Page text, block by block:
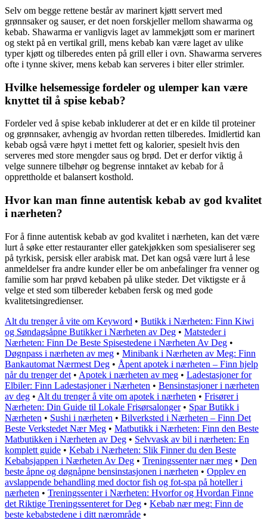
Selv om begge rettene består av marinert kjøtt servert med
grønnsaker og sauser, er det noen forskjeller mellom shawarma og
kebab. Shawarma er vanligvis laget av lammekjøtt som er marinert
og stekt på en vertikal grill, mens kebab kan være laget av ulike
typer kjøtt og tilberedes enten på grill eller i ovn. Shawarma serveres
ofte i tynne skiver, mens kebab kan serveres i biter eller strimler.
Hvilke helsemessige fordeler og ulemper kan være
knyttet til å spise kebab?
Fordeler ved å spise kebab inkluderer at det er en kilde til proteiner
og grønnsaker, avhengig av hvordan retten tilberedes. Imidlertid kan
kebab også være høyt i mettet fett og kalorier, spesielt hvis den
serveres med store mengder saus og brød. Det er derfor viktig å
velge sunnere tilbehør og begrense inntaket av kebab for å
opprettholde et balansert kosthold.
Hvor kan man finne autentisk kebab av god kvalitet
i nærheten?
For å finne autentisk kebab av god kvalitet i nærheten, kan det være
lurt å søke etter restauranter eller gatekjøkken som spesialiserer seg
på tyrkisk, persisk eller arabisk mat. Det kan også være lurt å lese
anmeldelser fra andre kunder eller be om anbefalinger fra venner og
familie som har prøvd kebaben på ulike steder. Det viktigste er å
velge et sted som tilbereder kebaben fersk og med gode
kvalitetsingredienser.
Alt du trenger å vite om Keyword • Butikk i Nærheten: Finn Kiwi
og Søndagsåpne Butikker i Nærheten av Deg • Matsteder i
Nærheten: Finn De Beste Spisestedene i Nærheten Av Deg •
Døgnpass i nærheten av meg • Minibank i Nærheten av Meg: Finn
Bankautomat Nærmest Deg • Åpent apotek i nærheten – Finn hjelp
når du trenger det • Apotek i nærheten av meg • Ladestasjoner for
Elbiler: Finn Ladestasjoner i Nærheten • Bensinstasjoner i nærheten
av deg • Alt du trenger å vite om apotek i nærheten • Frisører i
Nærheten: Din Guide til Lokale Frisørsalonger• Spar Butikk i
Nærheten • Sushi i nærheten • Bilverksted i Nærheten – Finn Det
Beste Verkstedet Nær Meg • Matbutikk i Nærheten: Finn den Beste
Matbutikken i Nærheten av Deg • Selvvask av bil i nærheten: En
komplett guide • Kebab i Nærheten: Slik Finner du den Beste
Kebabsjappen i Nærheten Av Deg • Treningssenter nær meg • Den
beste åpne og døgnåpne bensinstasjonen i nærheten • Opplev en
avslappende behandling med doctor fish og fot-spa på hoteller i
nærheten • Treningssenter i Nærheten: Hvorfor og Hvordan Finne
det Riktige Treningssenteret for Deg • Kebab nær meg: Finn de
beste kebabstedene i ditt nærområde •